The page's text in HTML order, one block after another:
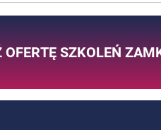
OFERTĘ SZKOLEŃ